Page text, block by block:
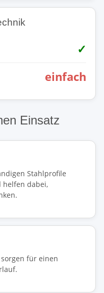
✓
einfach
Einsatz
Stahlprofile
helfen dabei,
für einen